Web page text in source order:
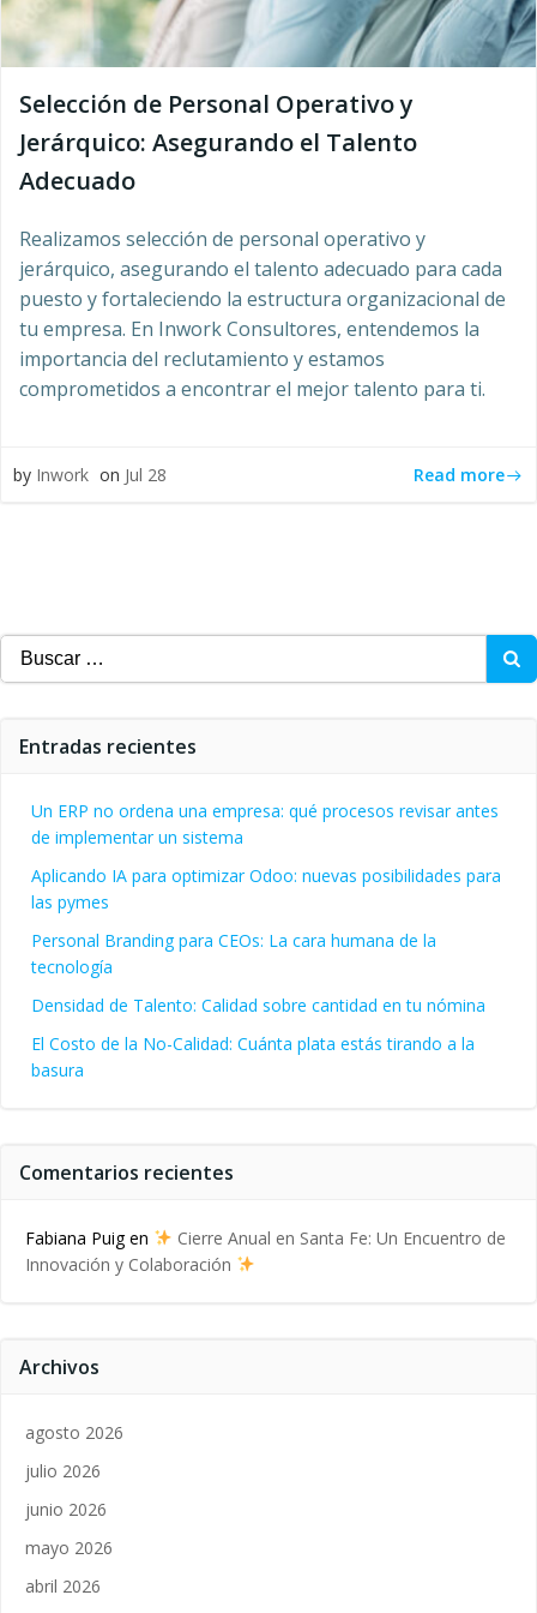
Selección de Personal Operativo y
Jerárquico: Asegurando el Talento
Adecuado
Realizamos selección de personal operativo y
jerárquico, asegurando el talento adecuado para cada
puesto y fortaleciendo la estructura organizacional de
tu empresa. En Inwork Consultores, entendemos la
importancia del reclutamiento y estamos
comprometidos a encontrar el mejor talento para ti.
by Inwork on Jul 28 Read more
Buscar:
Entradas recientes
Un ERP no ordena una empresa: qué procesos revisar antes
de implementar un sistema
Aplicando IA para optimizar Odoo: nuevas posibilidades para
las pymes
Personal Branding para CEOs: La cara humana de la
tecnología
Densidad de Talento: Calidad sobre cantidad en tu nómina
El Costo de la No-Calidad: Cuánta plata estás tirando a la
basura
Comentarios recientes
Fabiana Puigen
Cierre Anual en Santa Fe: Un Encuentro de
Innovación y Colaboración
Archivos
agosto 2026
julio 2026
junio 2026
mayo 2026
abril 2026